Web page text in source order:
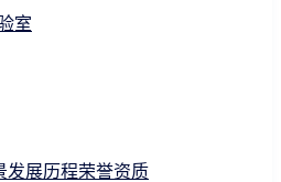
室
发展历程荣誉资质